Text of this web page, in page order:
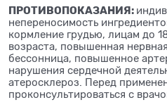
ПРОТИВОПОКАЗАНИЯ:
непереносимость
кормление грудью, лицам до
возраста, повышенная
бессонница, повышенное
нарушения сердечной
атеросклероз. Перед
проконсультироваться с